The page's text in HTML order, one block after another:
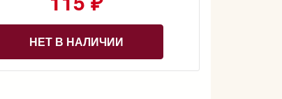
НЕТ В НАЛИЧИИ